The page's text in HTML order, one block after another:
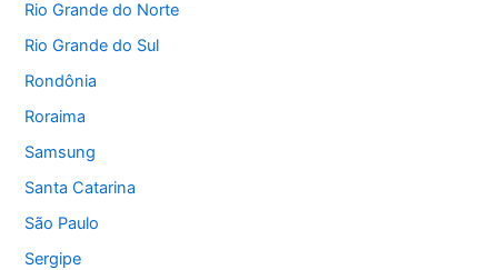
Rio Grande do Norte
Rio Grande do Sul
Rondônia
Roraima
Samsung
Santa Catarina
São Paulo
Sergipe